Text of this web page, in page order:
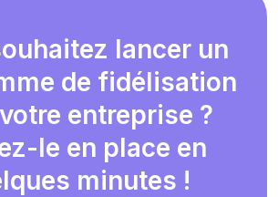
lancer un
de fidélisation
entreprise ?
le en place en
minutes !